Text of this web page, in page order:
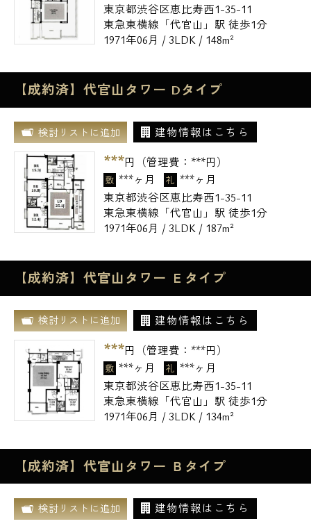
東京都渋谷区恵比寿西1-35-11
東急東横線「代官山」駅 徒歩1分
1971年06月 / 3LDK / 148m²
【成約済】代官山タワー Dタイプ
検討リストに追加 建物情報はこちら
***円（管理費： ***円）
敷 ***ヶ月 礼 ***ヶ月
東京都渋谷区恵比寿西1-35-11
東急東横線「代官山」駅 徒歩1分
1971年06月 / 3LDK / 187m²
【成約済】代官山タワー Ｅタイプ
検討リストに追加 建物情報はこちら
***円（管理費： ***円）
敷 ***ヶ月 礼 ***ヶ月
東京都渋谷区恵比寿西1-35-11
東急東横線「代官山」駅 徒歩1分
1971年06月 / 3LDK / 134m²
【成約済】代官山タワー Ｂタイプ
検討リストに追加 建物情報はこちら